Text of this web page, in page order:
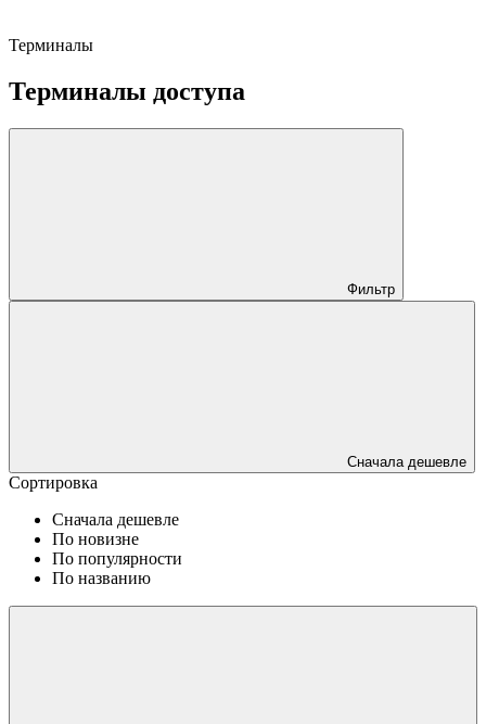
Терминалы
Терминалы доступа
Фильтр
Сначала дешевле
Сортировка
Сначала дешевле
По новизне
По популярности
По названию